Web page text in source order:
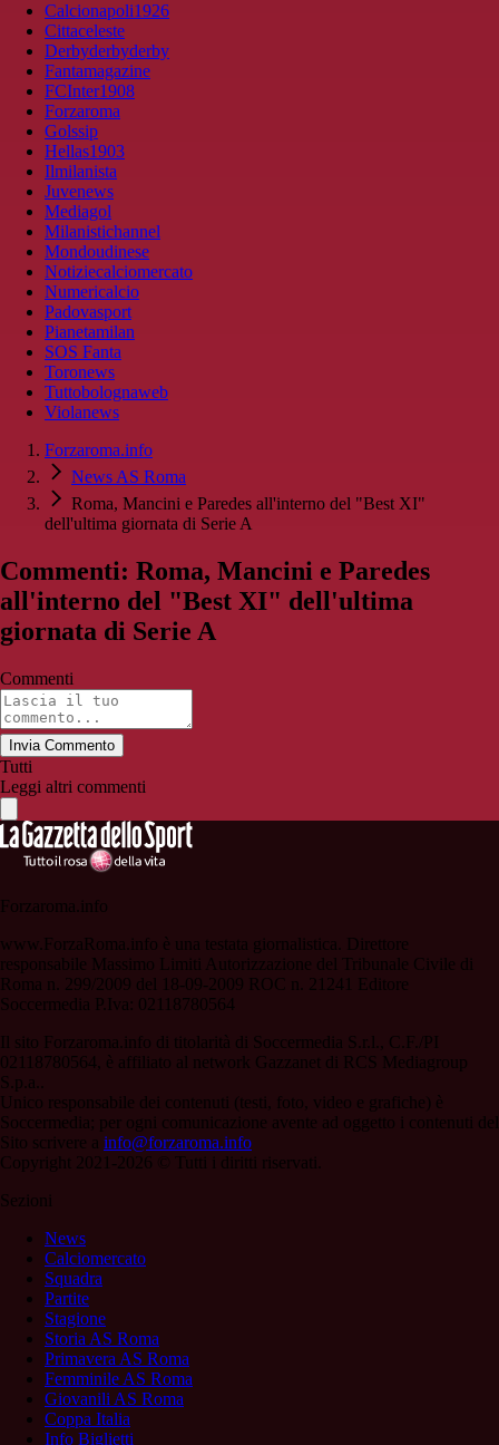
Calcionapoli1926
Cittaceleste
Derbyderbyderby
Fantamagazine
FCInter1908
Forzaroma
Golssip
Hellas1903
Ilmilanista
Juvenews
Mediagol
Milanistichannel
Mondoudinese
Notiziecalciomercato
Numericalcio
Padovasport
Pianetamilan
SOS Fanta
Toronews
Tuttobolognaweb
Violanews
Forzaroma.info
News AS Roma
Roma, Mancini e Paredes all'interno del "Best XI"
dell'ultima giornata di Serie A
Commenti: Roma, Mancini e Paredes
all'interno del "Best XI" dell'ultima
giornata di Serie A
Commenti
Invia Commento
Tutti
Leggi altri commenti
Forzaroma.info
www.ForzaRoma.info è una testata giornalistica. Direttore
responsabile Massimo Limiti Autorizzazione del Tribunale Civile di
Roma n. 299/2009 del 18-09-2009 ROC n. 21241 Editore
Soccermedia P.Iva: 02118780564
Il sito Forzaroma.info di titolarità di Soccermedia S.r.l., C.F./PI
02118780564, è affiliato al network Gazzanet di RCS Mediagroup
S.p.a..
Unico responsabile dei contenuti (testi, foto, video e grafiche) è
Soccermedia; per ogni comunicazione avente ad oggetto i contenuti del
Sito scrivere a info@forzaroma.info
Copyright 2021-2026 © Tutti i diritti riservati.
Sezioni
News
Calciomercato
Squadra
Partite
Stagione
Storia AS Roma
Primavera AS Roma
Femminile AS Roma
Giovanili AS Roma
Coppa Italia
Info Biglietti